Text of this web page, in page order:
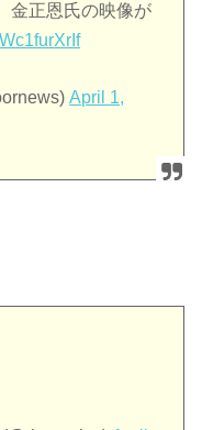
金正恩氏の映像が
April 1,